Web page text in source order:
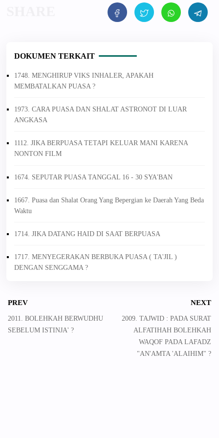
DOKUMEN TERKAIT
1748. MENGHIRUP VIKS INHALER, APAKAH
MEMBATALKAN PUASA ?
1973. CARA PUASA DAN SHALAT ASTRONOT DI LUAR
ANGKASA
1112. JIKA BERPUASA TETAPI KELUAR MANI KARENA
NONTON FILM
1674. SEPUTAR PUASA TANGGAL 16 - 30 SYA'BAN
1667. Puasa dan Shalat Orang Yang Bepergian ke Daerah Yang Beda
Waktu
1714. JIKA DATANG HAID DI SAAT BERPUASA
1717. MENYEGERAKAN BERBUKA PUASA ( TA'JIL )
DENGAN SENGGAMA ?
PREV
2011. BOLEHKAH BERWUDHU
SEBELUM ISTINJA' ?
NEXT
2009. TAJWID : PADA SURAT
ALFATIHAH BOLEHKAH
WAQOF PADA LAFADZ
"AN'AMTA 'ALAIHIM" ?